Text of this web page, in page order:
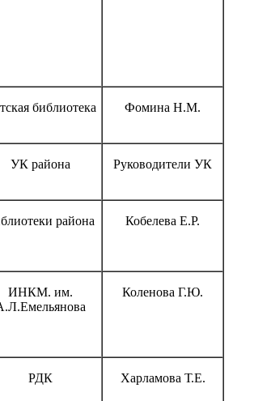
библиотека Фомина Н.М.
УК района Руководители УК
района Кобелева Е.Р.
ИНКМ. им.
Коленова Г.Ю.
РДК Харламова Т.Е.